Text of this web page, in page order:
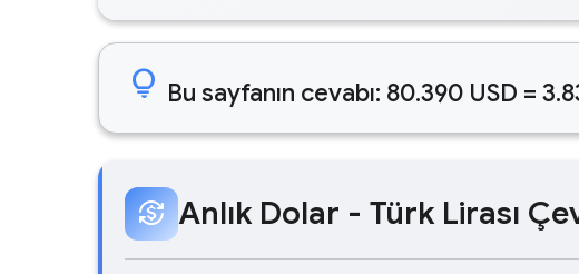
lightbulb Bu sayfanın cevabı: 80.390 USD =
currency_exchange Anlık Dolar - Türk Lirası